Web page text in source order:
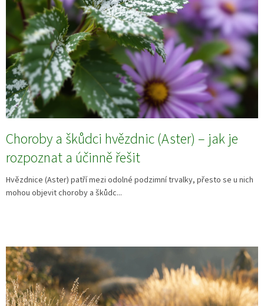
Choroby a škůdci hvězdnic (Aster) – jak je
rozpoznat a účinně řešit
Hvězdnice (Aster) patří mezi odolné podzimní trvalky, přesto se u nich
mohou objevit choroby a škůdc...